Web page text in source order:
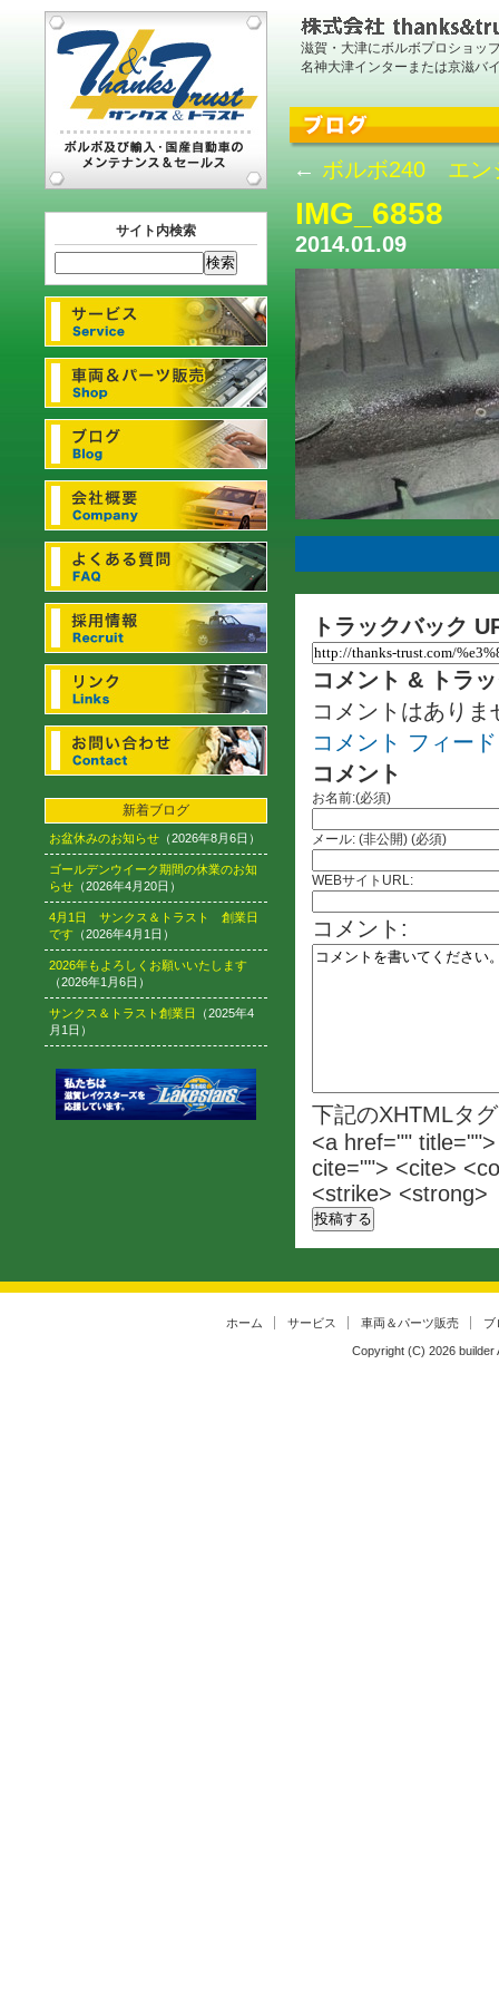
滋賀・大津にボルボプロショッ
名神大津インターまたは京滋バ
サイト内検索
新着ブログ
お盆休みのお知らせ （2026年8月6日）
ゴールデンウイーク期間の休業のお知
らせ （2026年4月20日）
4月1日 サンクス＆トラスト 創業日
です （2026年4月1日）
2026年もよろしくお願いいたします
（2026年1月6日）
サンクス＆トラスト創業日
（2025年4
月1日）
← ボルボ240 エン
IMG_6858
2014.01.09
トラックバック
コメント & トラ
コメントはありま
コメント フィード
コメント
お名前:(必須)
メール: (非公開) (必須)
WEBサイトURL:
コメント:
下記のXHTMLタ
<a href=""
cite=""> <cite>
<strike> <strong>
ホーム サービス 車両＆パーツ販売 ブ
Copyright (C) 2026 builder